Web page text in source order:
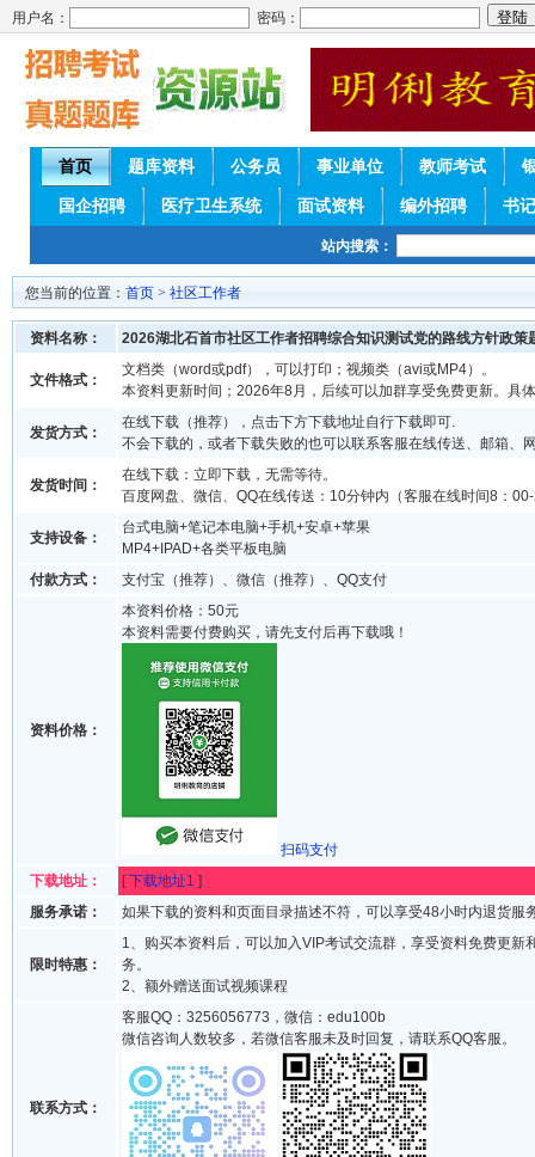
用户名： 密码：
首页 题库资料 公务员 事业单位 教师考试
国企招聘 医疗卫生系统 面试资料 编外招聘 书
站内搜索：
您当前的位置： 首页 > 社区工作者
资料名称： 2026湖北石首市社区工作者招聘综合知识测试党的路线方针政策
文件格式：
文档类（word或pdf），可以打印；视频类（avi或MP4）。
本资料更新时间；2026年8月，后续可以加群享受免费更新。具
发货方式：
在线下载（推荐），点击下方下载地址自行下载即可.
不会下载的，或者下载失败的也可以联系客服在线传送、邮箱、
发货时间：
在线下载：立即下载，无需等待。
百度网盘、微信、QQ在线传送：10分钟内（客服在线时间8：
支持设备：
台式电脑+笔记本电脑+手机+安卓+苹果
MP4+IPAD+各类平板电脑
付款方式：
支付宝（推荐）、微信（推荐）、QQ支付
资料价格：
本资料价格：50元
本资料需要付费购买，请先支付后再下载哦！
扫码支付
下载地址：
[下载地址1 ]
服务承诺：
如果下载的资料和页面目录描述不符，可以享受48小时内退货服
限时特惠：
1、购买本资料后，可以加入VIP考试交流群，享受资料免费更新
务。
2、额外赠送面试视频课程
联系方式：
客服QQ：3256056773，微信：edu100b
微信咨询人数较多，若微信客服未及时回复，请联系QQ客服。